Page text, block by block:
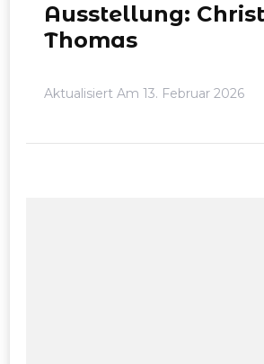
Ausstellung:
Thomas
Aktualisiert Am 13. Februar 2026